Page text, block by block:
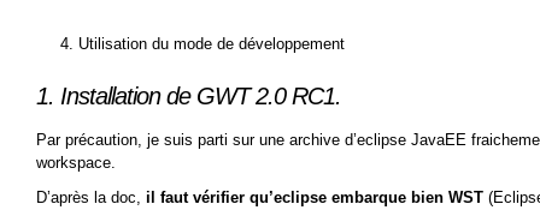
Utilisation du mode de développement
1. Installation de GWT 2.0 RC1.
Par précaution, je suis parti sur une archive d’eclipse JavaEE
workspace.
D’après la doc, il faut vérifier qu’eclipse embarque bien WST